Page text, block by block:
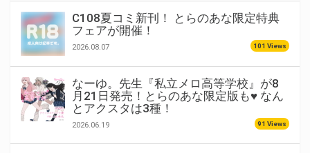
C108夏コミ新刊！ とらのあな限定特典
フェアが開催！
2026.08.07 101 Views
なーゆ。先生『私立メロ高等学校』が8
月21日発売！とらのあな限定版も♥ なん
とアクスタは3種！
2026.06.19 91 Views